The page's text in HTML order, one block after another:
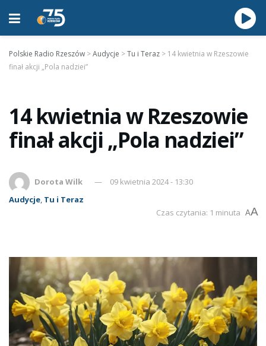
Polskie Radio Rzeszów >Audycje >Tu i Teraz > 14 kwietnia w Rzeszowie
finał akcji „Pola nadziei”
14 kwietnia w Rzeszowie
finał akcji „Pola nadziei”
Dorota Wilk
09 kwietnia 2024 - 13:30
Audycje, Tu i Teraz
Czas czytania: 1 minuta AA